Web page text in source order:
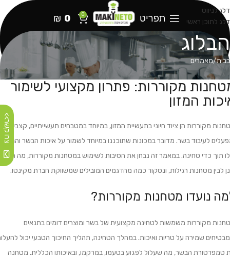
דלג לניווט
דלג לתוכן ראשי
תפריט 0
₪ 0
הבלוג
בבית מאמרים
מקוררות: פתרון מקצועי לשימור
המזון
מקוררות הן ציוד חיוני בתעשיית המזון, במיוחד במטבחים תעשייתיים, קצביות
לעיבוד בשר. מדובר במכונות שתוכננו במיוחד לשמור על איכות הבשר
תוך כדי טחינה. במאמר זה נבחן את הסיבות לשימוש במטחנות מקוררות, מה
לבין מטחנות רגילות, ונסקור כמה מהדגמים המובילים שמשווקת חברת מקינטו.
נועדו מטחנות מקוררות?
מקוררות משמשות לטחינה מקצועית של בשר ומוצרים דומים בתנאים
שמירה על טריות ואיכות. במהלך הטחינה, תהליך החיכוך הטבעי יכול
טמפרטורת הבשר, מה שעלול לפגוע בטעמו, במרקמו, ובאיכותו הכללית. מטחנה
צרו קשר>>